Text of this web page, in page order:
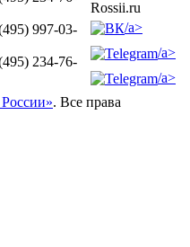
997-03-
234-76-
Rossii.ru
/a>
/a>
/a>
. Все права